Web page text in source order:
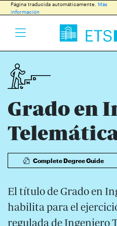
Página traducida automáticamente. Más
información
Grado en
Complete Degree Guide
El título de Grado en
habilita para el
regulada de Ingeniero